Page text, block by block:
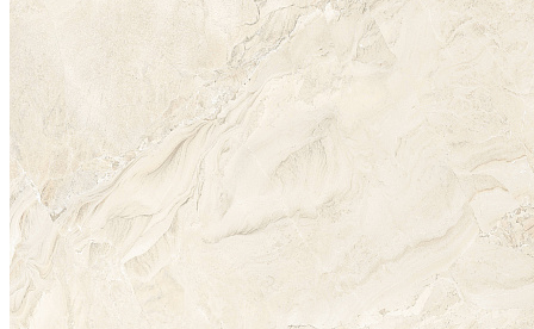
Купить
Купить в 1 клик
Характеристики
Инструкции по монтажу
Характеристики
Длина, мм
600
Ширина, мм
600
Размер
60х60